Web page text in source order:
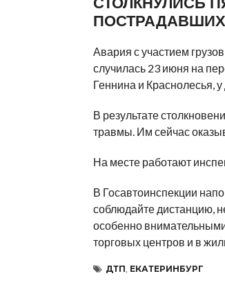
ПОСТРАДАВШИХ
Авария с участием
случилась 23 июня на
Геннина и Краснолесья,
В результате
травмы. Им сейчас
На месте работают
В Госавтоинспекции
соблюдайте дистанцию,
особенно
торговых центров и в
ДТП, ЕКАТЕРИНБУРГ